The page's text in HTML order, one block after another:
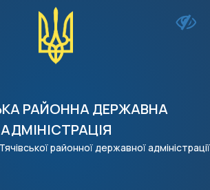
РАЙОННА ДЕРЖАВНА
АДМІНІСТРАЦІЯ
районної державної адміністрації